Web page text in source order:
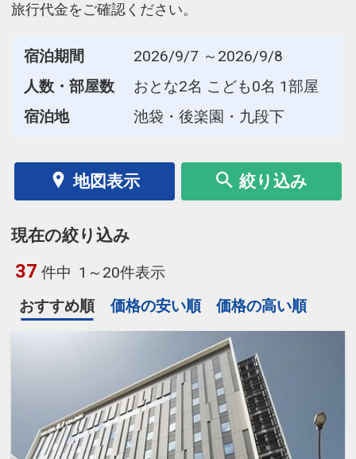
旅行代金をご確認ください。
宿泊期間
2026/9/7 ～2026/9/8
人数・部屋数
おとな2名 こども0名 1部屋
宿泊地
池袋・後楽園・九段下
地図表示 絞り込み
現在の絞り込み
37 件中 1～20件表示
おすすめ順
価格の安い順 価格の高い順